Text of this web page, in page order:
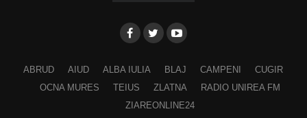
ABRUD AIUD ALBA IULIA BLAJ CAMPENI
CUGIR
OCNA MURES
TEIUS ZLATNA
RADIO UNIREA FM
ZIAREONLINE24